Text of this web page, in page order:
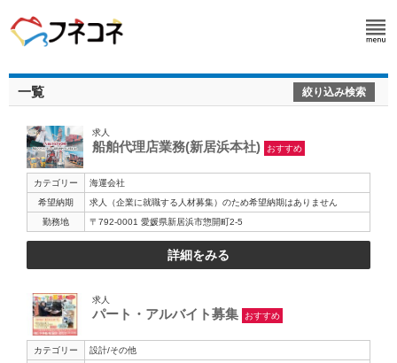
一覧 絞り込み検索
求人
船舶代理店業務(新居浜本社) おすすめ
カテゴリー
海運会社
希望納期
求人（企業に就職する人材募集）のため希望納期はありません
勤務地
〒792-0001 愛媛県新居浜市惣開町2-5
詳細をみる
求人
パート・アルバイト募集 おすすめ
カテゴリー
設計/その他